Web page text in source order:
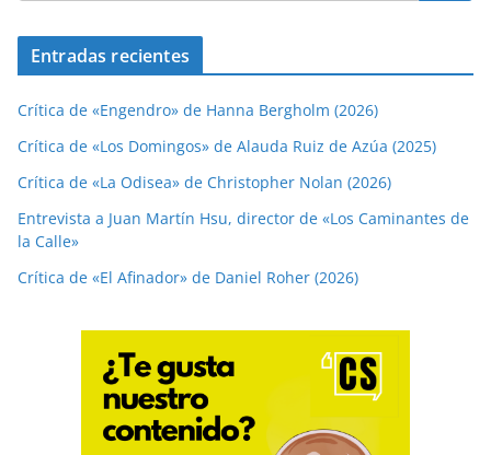
Entradas recientes
Crítica de «Engendro» de Hanna Bergholm (2026)
Crítica de «Los Domingos» de Alauda Ruiz de Azúa (2025)
Crítica de «La Odisea» de Christopher Nolan (2026)
Entrevista a Juan Martín Hsu, director de «Los Caminantes de
la Calle»
Crítica de «El Afinador» de Daniel Roher (2026)